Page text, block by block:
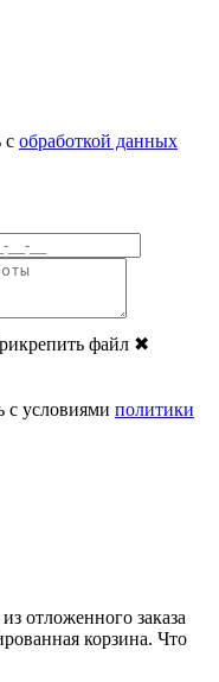
с обработкой данных
файл ✖
с условиями политики
отложенного заказа
корзина. Что